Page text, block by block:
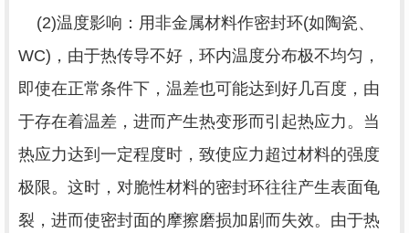
(2)温度影响：用非金属材料作密封环(如陶瓷、
WC)，由于热传导不好，环内温度分布极不均匀，
即使在正常条件下，温差也可能达到好几百度，由
于存在着温差，进而产生热变形而引起热应力。当
热应力达到一定程度时，致使应力超过材料的强度
极限。这时，对脆性材料的密封环往往产生表面龟
裂，进而使密封面的摩擦磨损加剧而失效。由于热